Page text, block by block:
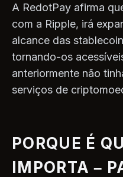
A RedotPay afirma
com a Ripple, irá
alcance das
tornando-os
anteriormente não
serviços de
PORQUE É
IMPORTA –